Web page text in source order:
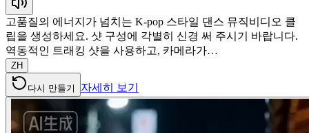
고품질의 에너지가 넘치는 K-pop 스타일 댄스 뮤직비디오 클
립을 생성하세요. 샷 구성에 각별히 신경 써 주시기 바랍니다.
역동적인 트래킹 샷을 사용하고, 카메라가…
ZH
다시 만들기 자세히 보기